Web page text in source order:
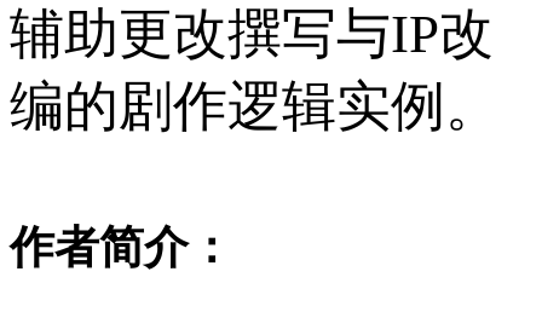
辅助更改撰写与IP改
编的剧作逻辑实例。
作者简介：